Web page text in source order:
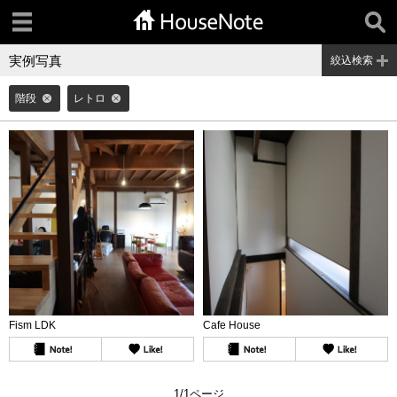
実例写真 絞込検索
階段 レトロ
Fism LDK Cafe House
1/1ページ